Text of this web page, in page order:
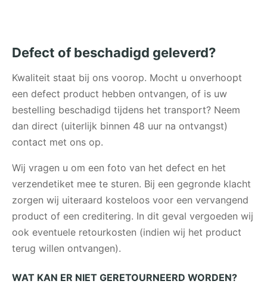
Defect of beschadigd geleverd?
Kwaliteit staat bij ons voorop. Mocht u onverhoopt
een defect product hebben ontvangen, of is uw
bestelling beschadigd tijdens het transport? Neem
dan direct (uiterlijk binnen 48 uur na ontvangst)
contact met ons op.
Wij vragen u om een foto van het defect en het
verzendetiket mee te sturen. Bij een gegronde klacht
zorgen wij uiteraard kosteloos voor een vervangend
product of een creditering. In dit geval vergoeden wij
ook eventuele retourkosten (indien wij het product
terug willen ontvangen).
WAT KAN ER NIET GERETOURNEERD WORDEN?